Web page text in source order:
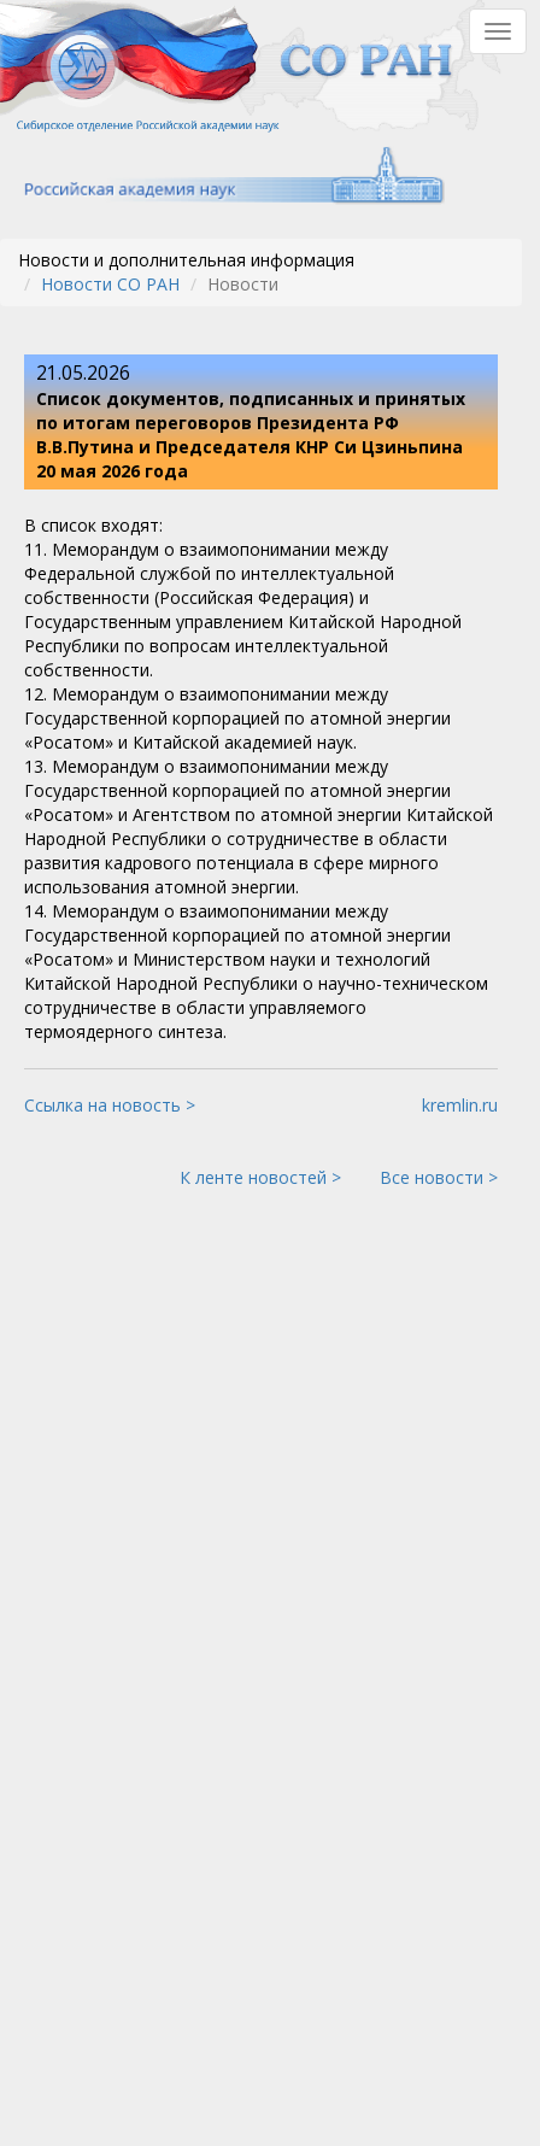
Перейти
к
основному
содержанию
Новости и дополнительная информация
Новости СО РАН
Новости
21.05.2026
Список документов, подписанных и принятых
по итогам переговоров Президента РФ
В.В.Путина и Председателя КНР Си Цзиньпина
20 мая 2026 года
В список входят:
11. Меморандум о взаимопонимании между
Федеральной службой по интеллектуальной
собственности (Российская Федерация) и
Государственным управлением Китайской Народной
Республики по вопросам интеллектуальной
собственности.
12. Меморандум о взаимопонимании между
Государственной корпорацией по атомной энергии
«Росатом» и Китайской академией наук.
13. Меморандум о взаимопонимании между
Государственной корпорацией по атомной энергии
«Росатом» и Агентством по атомной энергии Китайской
Народной Республики о сотрудничестве в области
развития кадрового потенциала в сфере мирного
использования атомной энергии.
14. Меморандум о взаимопонимании между
Государственной корпорацией по атомной энергии
«Росатом» и Министерством науки и технологий
Китайской Народной Республики о научно-техническом
сотрудничестве в области управляемого
термоядерного синтеза.
Ссылка на новость > kremlin.ru
К ленте новостей > Все новости >